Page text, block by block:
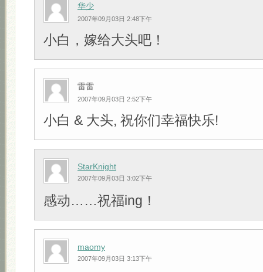
华少
2007年09月03日 2:48下午
小白，嫁给大头吧！
雷雷
2007年09月03日 2:52下午
小白 & 大头, 祝你们幸福快乐!
StarKnight
2007年09月03日 3:02下午
感动……祝福ing！
maomy
2007年09月03日 3:13下午